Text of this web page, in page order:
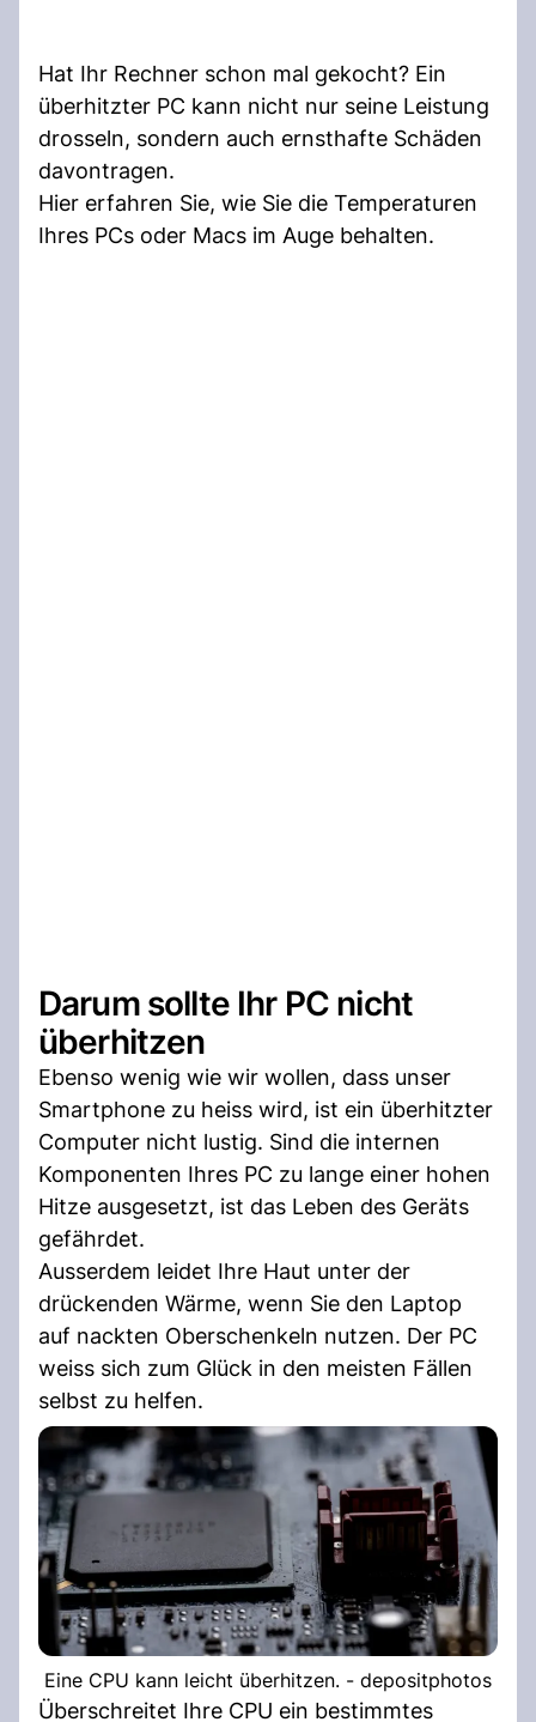
Hat Ihr Rechner schon mal gekocht? Ein
überhitzter PC kann nicht nur seine Leistung
drosseln, sondern auch ernsthafte Schäden
davontragen.
Hier erfahren Sie, wie Sie die Temperaturen
Ihres PCs oder Macs im Auge behalten.
Darum sollte Ihr PC nicht
überhitzen
Ebenso wenig wie wir wollen, dass unser
Smartphone zu heiss wird, ist ein überhitzter
Computer nicht lustig. Sind die internen
Komponenten Ihres PC zu lange einer hohen
Hitze ausgesetzt, ist das Leben des Geräts
gefährdet.
Ausserdem leidet Ihre Haut unter der
drückenden Wärme, wenn Sie den Laptop
auf nackten Oberschenkeln nutzen. Der PC
weiss sich zum Glück in den meisten Fällen
selbst zu helfen.
Eine CPU kann leicht überhitzen. - depositphotos
Überschreitet Ihre CPU ein bestimmtes